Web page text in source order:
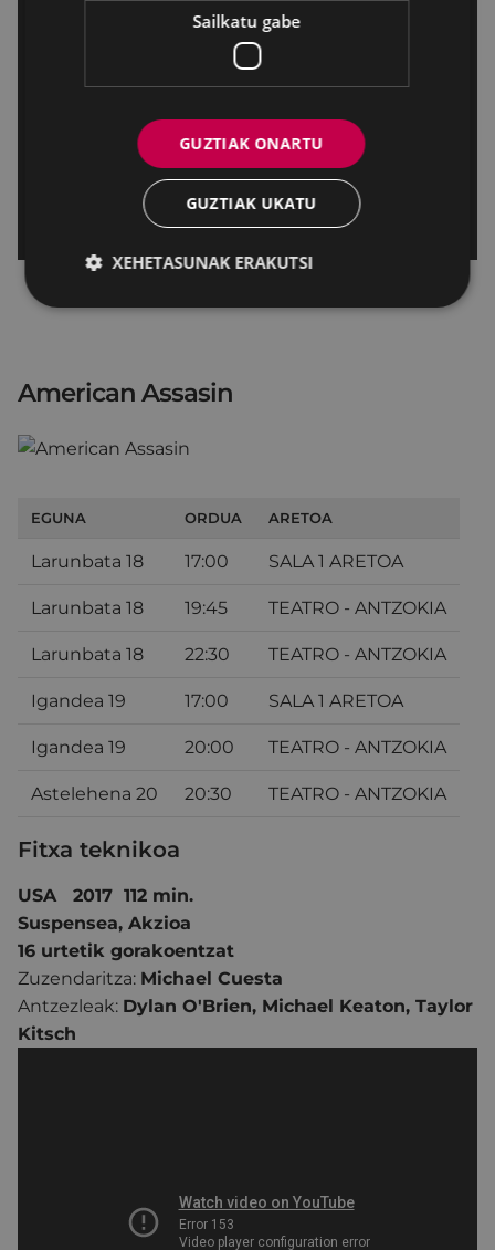
American Assasin
EGUNA ORDUA ARETOA
Larunbata 18 17:00 SALA 1 ARETOA
Larunbata 18 19:45 TEATRO - ANTZOKIA
Larunbata 18 22:30 TEATRO - ANTZOKIA
Igandea 19 17:00 SALA 1 ARETOA
Igandea 19 20:00 TEATRO - ANTZOKIA
Astelehena 20 20:30 TEATRO - ANTZOKIA
Fitxa teknikoa
USA 2017 112 min.
Suspensea, Akzioa
16 urtetik gorakoentzat
Zuzendaritza: Michael Cuesta
Antzezleak: Dylan O'Brien, Michael Keaton, Taylor
Kitsch
Sailkatu gabe
GUZTIAK ONARTU
GUZTIAK UKATU
XEHETASUNAK ERAKUTSI